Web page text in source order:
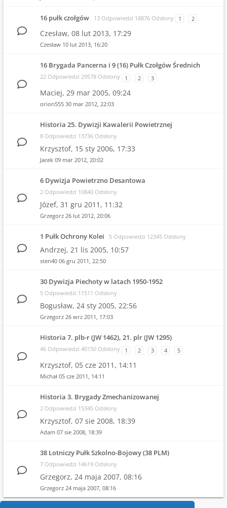
16 pułk czołgów 13 Odpowiedzi 18876 Odsłony 1 2
Czesław, 08 lut 2013, 17:29
Czesław 10 lut 2013, 16:20
16 Brygada Pancerna i 9 (16) Pułk Czołgów Średnich
22 Odpowiedzi 29578 Odsłony 1 2 3
Maciej, 29 mar 2005, 09:24
orion555 30 mar 2012, 22:03
Historia 25. Dywizji Kawalerii Powietrznej
8 Odpowiedzi 13736 Odsłony
Krzysztof, 15 sty 2006, 17:33
Jacek 09 mar 2012, 20:02
6 Dywizja Powietrzno Desantowa
2 Odpowiedzi 10840 Odsłony
Józef, 31 gru 2011, 11:32
Grzegorz 26 lut 2012, 20:06
1 Pułk Ochrony Kolei 5 Odpowiedzi 12345 Odsłony
Andrzej, 21 lis 2005, 10:57
sten40 06 gru 2011, 22:50
30 Dywizja Piechoty w latach 1950-1952
5 Odpowiedzi 11511 Odsłony
Bogusław, 24 sty 2005, 22:56
Grzegorz 26 wrz 2011, 17:03
Historia 7. plb-r (JW 1462), 21. plr (JW 1295)
46 Odpowiedzi 40150 Odsłony 1 2 3 4 5
Krzysztof, 05 cze 2011, 14:11
Michał 05 cze 2011, 14:11
Historia 3. Brygady Zmechanizowanej
2 Odpowiedzi 15345 Odsłony
Krzysztof, 07 sie 2008, 18:39
Adam 07 sie 2008, 18:39
38 Lotniczy Pułk Szkolno-Bojowy (38 PLM)
7 Odpowiedzi 14619 Odsłony
Grzegorz, 24 maja 2007, 08:16
Grzegorz 24 maja 2007, 08:16